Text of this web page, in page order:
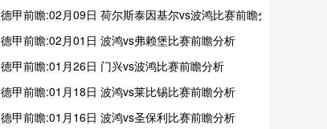
德甲前瞻:02月09日 荷尔斯泰因基尔vs波鸿比赛前瞻分析
德甲前瞻:02月01日 波鸿vs弗赖堡比赛前瞻分析
德甲前瞻:01月26日 门兴vs波鸿比赛前瞻分析
德甲前瞻:01月18日 波鸿vs莱比锡比赛前瞻分析
德甲前瞻:01月16日 波鸿vs圣保利比赛前瞻分析